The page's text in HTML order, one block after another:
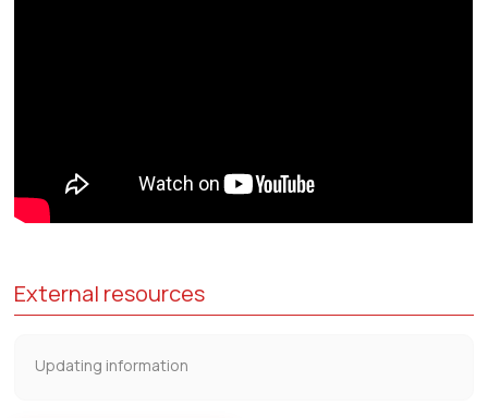
External resources
Updating information